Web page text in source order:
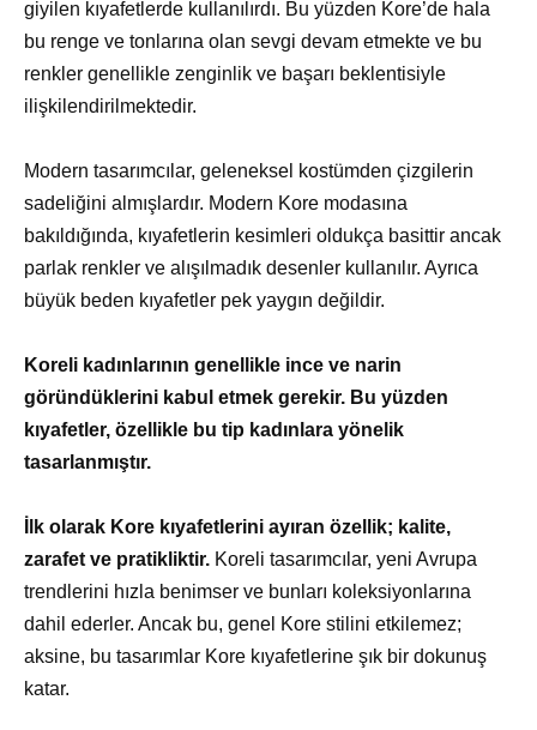
giyilen kıyafetlerde kullanılırdı. Bu yüzden Kore’de hala
bu renge ve tonlarına olan sevgi devam etmekte ve bu
renkler genellikle zenginlik ve başarı beklentisiyle
ilişkilendirilmektedir.
Modern tasarımcılar, geleneksel kostümden çizgilerin
sadeliğini almışlardır. Modern Kore modasına
bakıldığında, kıyafetlerin kesimleri oldukça basittir ancak
parlak renkler ve alışılmadık desenler kullanılır. Ayrıca
büyük beden kıyafetler pek yaygın değildir.
Koreli kadınlarının genellikle ince ve narin
göründüklerini kabul etmek gerekir. Bu yüzden
kıyafetler, özellikle bu tip kadınlara yönelik
tasarlanmıştır.
İlk olarak Kore kıyafetlerini ayıran özellik; kalite,
zarafet ve pratikliktir. Koreli tasarımcılar, yeni Avrupa
trendlerini hızla benimser ve bunları koleksiyonlarına
dahil ederler. Ancak bu, genel Kore stilini etkilemez;
aksine, bu tasarımlar Kore kıyafetlerine şık bir dokunuş
katar.